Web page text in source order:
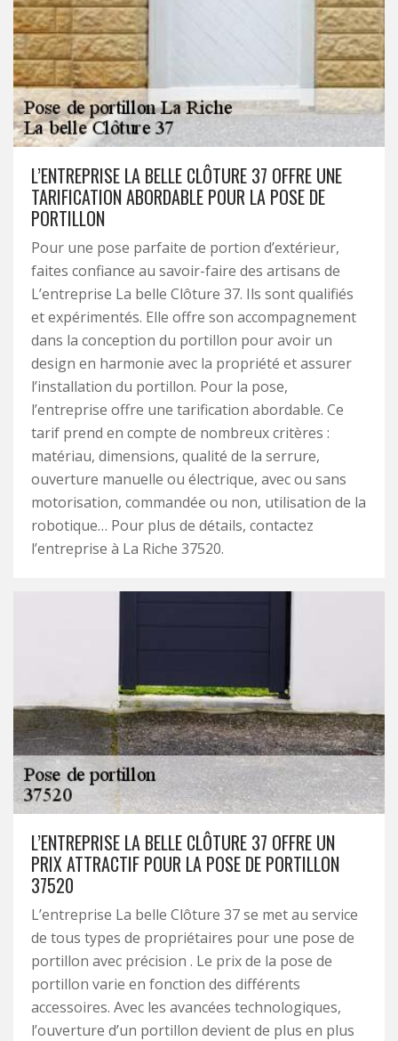
L’ENTREPRISE LA BELLE CLÔTURE 37 OFFRE UNE
TARIFICATION ABORDABLE POUR LA POSE DE
PORTILLON
Pour une pose parfaite de portion d’extérieur,
faites confiance au savoir-faire des artisans de
L’entreprise La belle Clôture 37. Ils sont qualifiés
et expérimentés. Elle offre son accompagnement
dans la conception du portillon pour avoir un
design en harmonie avec la propriété et assurer
l’installation du portillon. Pour la pose,
l’entreprise offre une tarification abordable. Ce
tarif prend en compte de nombreux critères :
matériau, dimensions, qualité de la serrure,
ouverture manuelle ou électrique, avec ou sans
motorisation, commandée ou non, utilisation de la
robotique… Pour plus de détails, contactez
l’entreprise à La Riche 37520.
L’ENTREPRISE LA BELLE CLÔTURE 37 OFFRE UN
PRIX ATTRACTIF POUR LA POSE DE PORTILLON
37520
L’entreprise La belle Clôture 37 se met au service
de tous types de propriétaires pour une pose de
portillon avec précision . Le prix de la pose de
portillon varie en fonction des différents
accessoires. Avec les avancées technologiques,
l’ouverture d’un portillon devient de plus en plus